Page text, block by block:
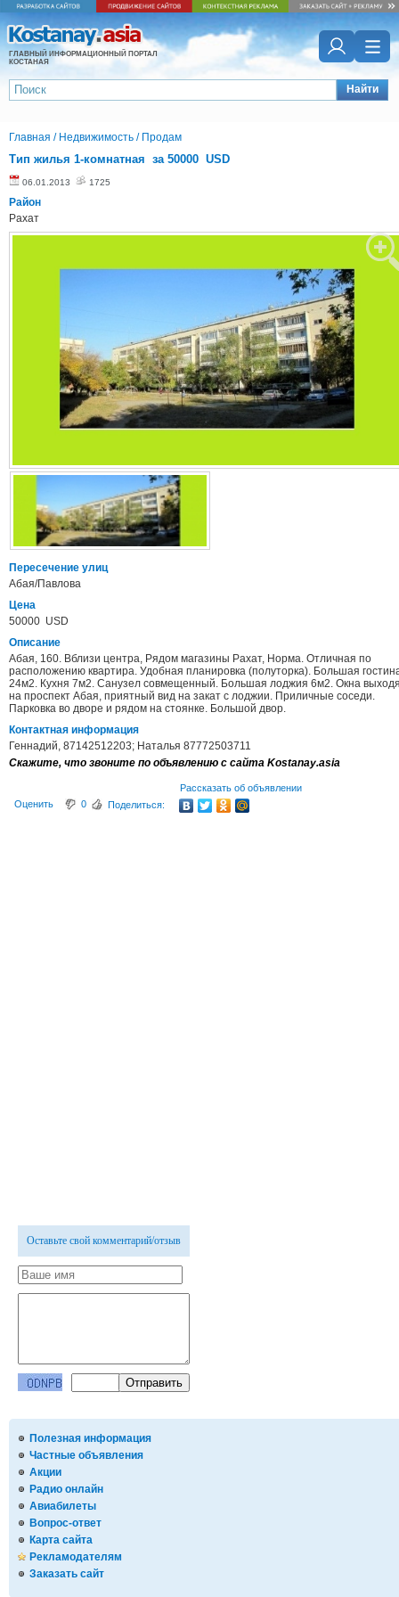
ГЛАВНЫЙ ИНФОРМАЦИОННЫЙ ПОРТАЛ
КОСТАНАЯ
Найти
Полезная информация
Частные объявления
Акции
Радио онлайн
Авиабилеты
Вопрос-ответ
Карта сайта
Рекламодателям
Заказать сайт
Главная / Недвижимость / Продам
Тип жилья 1-комнатная за 50000 USD
06.01.2013 1725
Район
Рахат
Пересечение улиц
Абая/Павлова
Цена
50000 USD
Описание
Абая, 160. Вблизи центра, Рядом магазины Рахат, Норма. Отличная по
расположению квартира. Удобная планировка (полуторка). Большая
24м2. Кухня 7м2. Санузел совмещенный. Большая лоджия 6м2. Окна
на проспект Абая, приятный вид на закат с лоджии. Приличные соседи.
Парковка во дворе и рядом на стоянке. Большой двор.
Контактная информация
Геннадий, 87142512203; Наталья 87772503711
Скажите, что звоните по объявлению с сайта Kostanay.asia
Рассказать об объявлении
Оценить
0 Поделиться:
Оставьте свой комментарий/отзыв